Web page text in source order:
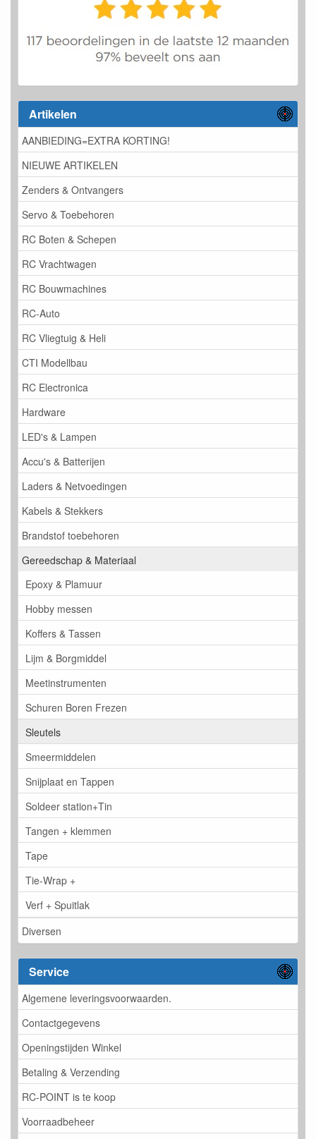
Artikelen
AANBIEDING=EXTRA KORTING!
NIEUWE ARTIKELEN
Zenders & Ontvangers
Servo & Toebehoren
RC Boten & Schepen
RC Vrachtwagen
RC Bouwmachines
RC-Auto
RC Vliegtuig & Heli
CTI Modellbau
RC Electronica
Hardware
LED's & Lampen
Accu's & Batterijen
Laders & Netvoedingen
Kabels & Stekkers
Brandstof toebehoren
Gereedschap & Materiaal
Epoxy & Plamuur
Hobby messen
Koffers & Tassen
Lijm & Borgmiddel
Meetinstrumenten
Schuren Boren Frezen
Sleutels
Smeermiddelen
Snijplaat en Tappen
Soldeer station+Tin
Tangen + klemmen
Tape
Tie-Wrap +
Verf + Spuitlak
Diversen
Service
Algemene leveringsvoorwaarden.
Contactgegevens
Openingstijden Winkel
Betaling & Verzending
RC-POINT is te koop
Voorraadbeheer